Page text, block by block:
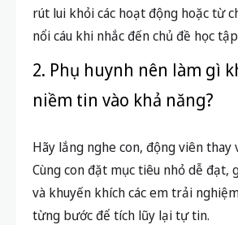
rút lui khỏi các hoạt động hoặc từ
nổi cáu khi nhắc đến chủ đề học
2. Phụ huynh nên làm gì
niềm tin vào khả năng?
Hãy lắng nghe con, động viên thay
Cùng con đặt mục tiêu nhỏ dễ đạt,
và khuyến khích các em trải
từng bước để tích lũy lại tự tin.